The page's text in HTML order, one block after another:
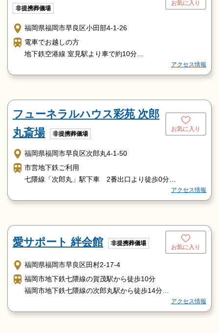
非提携葬儀場
お気に入り
福岡県福岡市早良区小田部4-1-26
電車でお越しの方
地下鉄空港線 室見駅より車で約10分
石丸ランプより車で5分
小田部５丁目バス停より徒歩3分
アクセス情報
フューネラルハウス彩苑 次郎
丸斎場
非提携葬儀場
お気に入り
福岡県福岡市早良区次郎丸4-1-50
市営地下鉄ご利用
七隈線「次郎丸」駅下車 2番出口より徒歩0分
天神警固神社・三越前より
し、
「次郎丸」バス停で下車 徒歩約5分
博多バスターミナル1Fより
201番 金武営業所行き、もしく四箇田団地行きに乗車
「次郎丸」バス停で下車 徒歩約5分
その他
アクセス情報
愛サポート 絆会館 非提携葬儀場
お気に入り
福岡県福岡市早良区田村2-17-4
福岡市地下鉄七隈線の賀茂駅から徒歩10分
福岡市地下鉄七隈線の次郎丸駅から徒歩14分
西鉄バスの次郎丸中学校前から徒歩8分
アクセス情報